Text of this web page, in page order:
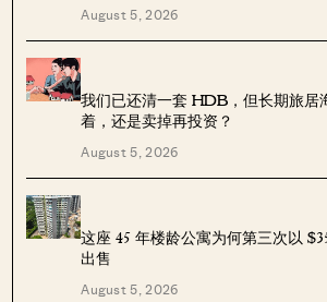
August 5, 2026
我们已还清一套 HDB，但长期旅居
着，还是卖掉再投资？
August 5, 2026
这座 45 年楼龄公寓为何第三次以
出售
August 5, 2026